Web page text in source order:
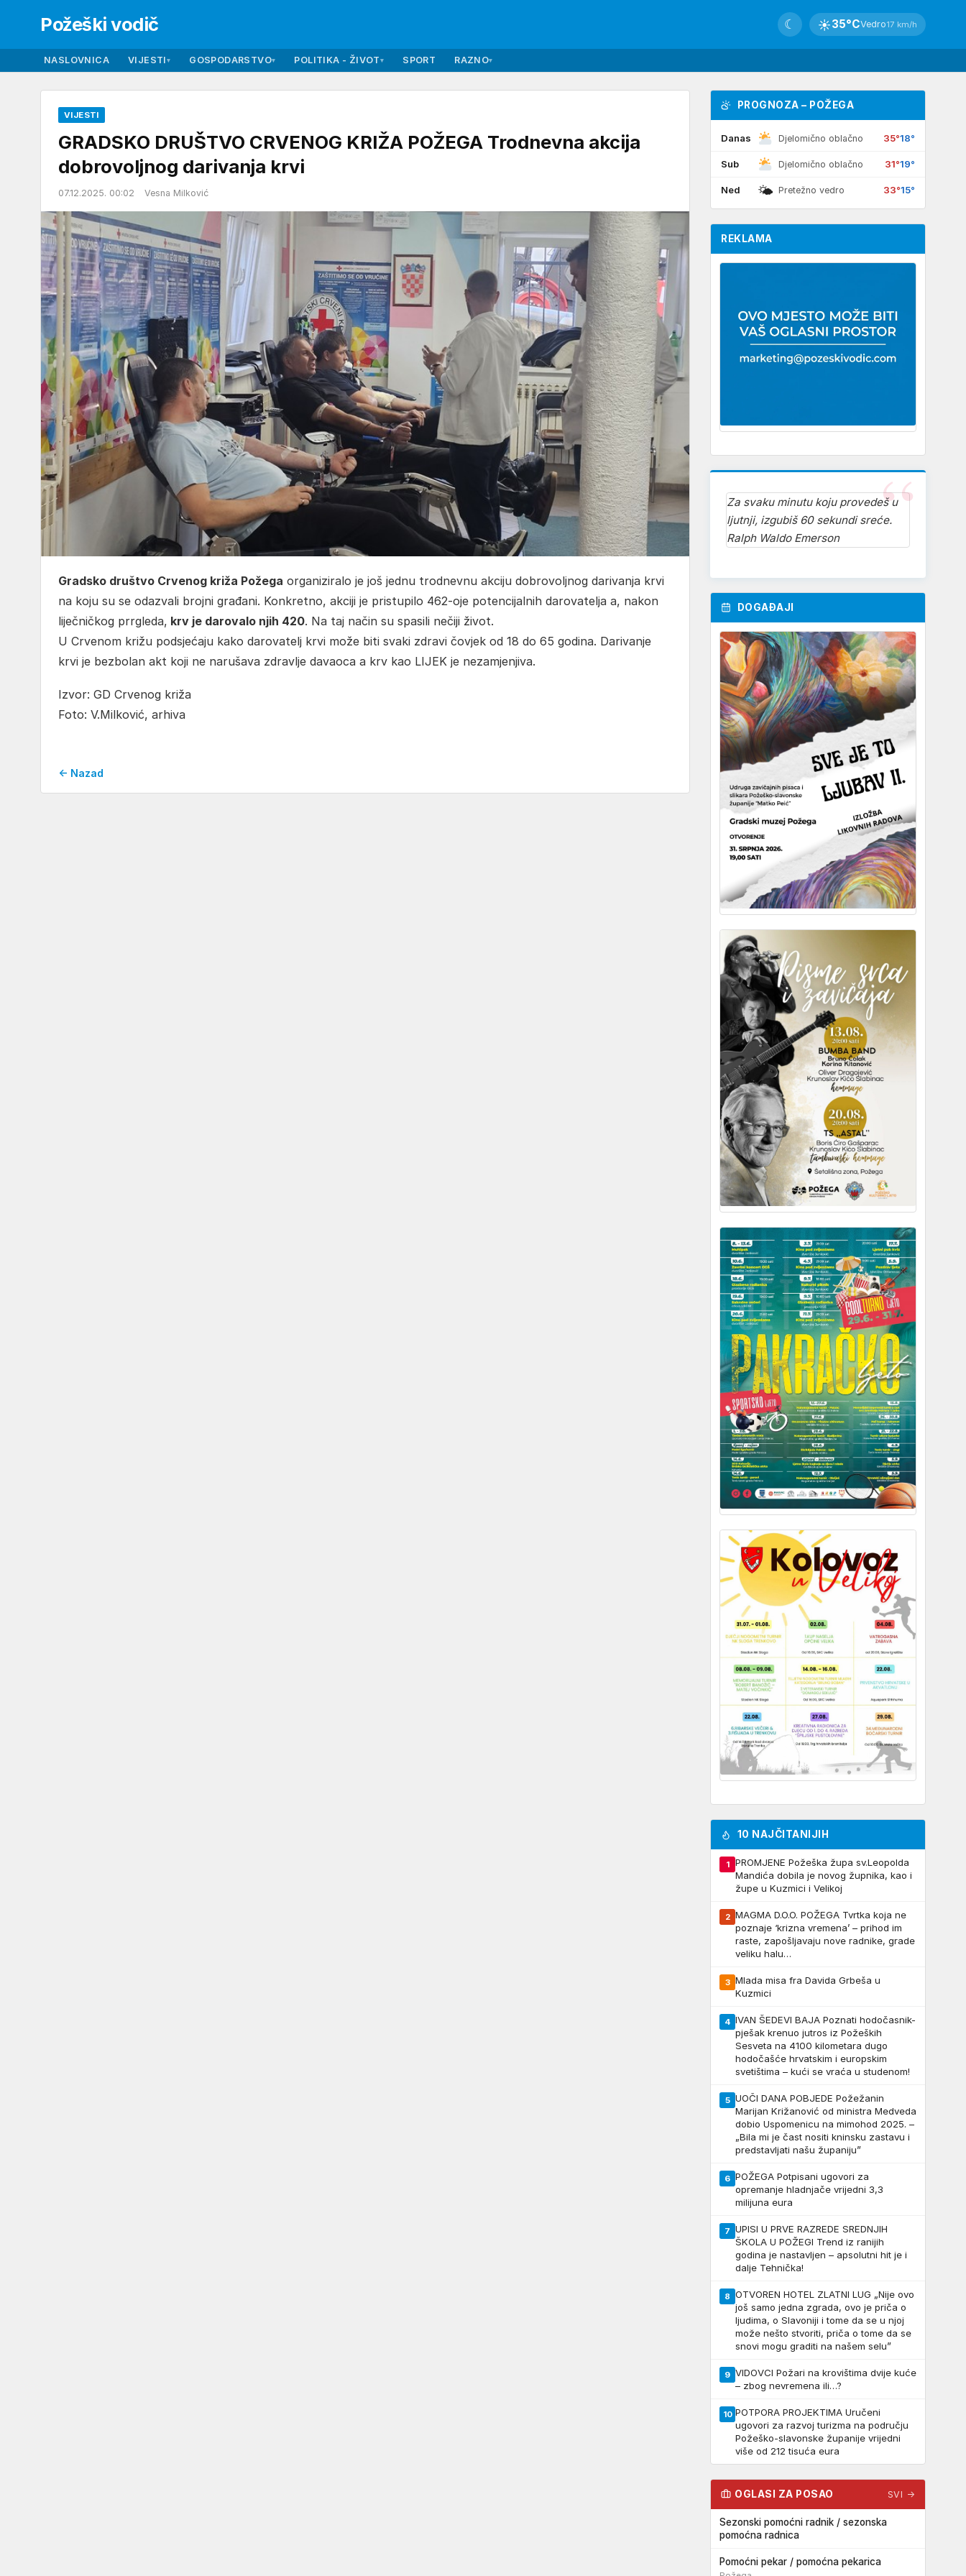
Požeški vodič ☀35°CVedro17 km/h
☾
NASLOVNICA VIJESTI▾ GOSPODARSTVO▾ POLITIKA - ŽIVOT▾ SPORT RAZNO▾
VIJESTI
GRADSKO DRUŠTVO CRVENOG KRIŽA POŽEGA Trodnevna akcija
dobrovoljnog darivanja krvi
07.12.2025. 00:02 Vesna Milković
Gradsko društvo Crvenog križa Požega organiziralo je još jednu trodnevnu akciju dobrovoljnog darivanja krvi
na koju su se odazvali brojni građani. Konkretno, akciji je pristupilo 462-oje potencijalnih darovatelja a, nakon
liječničkog prrgleda, krv je darovalo njih 420. Na taj način su spasili nečiji život.
U Crvenom križu podsjećaju kako darovatelj krvi može biti svaki zdravi čovjek od 18 do 65 godina. Darivanje
krvi je bezbolan akt koji ne narušava zdravlje davaoca a krv kao LIJEK je nezamjenjiva.
Izvor: GD Crvenog križa
Foto: V.Milković, arhiva
← Nazad
PROGNOZA – POŽEGA
Danas Djelomično oblačno 35°18°
Sub Djelomično oblačno 31°19°
Ned 🌤 Pretežno vedro 33°15°
REKLAMA
Za svaku minutu koju provedeš u
ljutnji, izgubiš 60 sekundi sreće.
Ralph Waldo Emerson
DOGAĐAJI
10 NAJČITANIJIH
1
PROMJENE Požeška župa sv.Leopolda
Mandića dobila je novog župnika, kao i
župe u Kuzmici i Velikoj
2 MAGMA D.O.O. POŽEGA Tvrtka koja ne
poznaje ‘krizna vremena’ – prihod im
raste, zapošljavaju nove radnike, grade
veliku halu…
3 Mlada misa fra Davida Grbeša u
Kuzmici
4 IVAN ŠEDEVI BAJA Poznati hodočasnik-
pješak krenuo jutros iz Požeških
Sesveta na 4100 kilometara dugo
hodočašće hrvatskim i europskim
svetištima – kući se vraća u studenom!
5 UOČI DANA POBJEDE Požežanin
Marijan Križanović od ministra Medveda
dobio Uspomenicu na mimohod 2025. –
„Bila mi je čast nositi kninsku zastavu i
predstavljati našu županiju”
6 POŽEGA Potpisani ugovori za
opremanje hladnjače vrijedni 3,3
milijuna eura
7 UPISI U PRVE RAZREDE SREDNJIH
ŠKOLA U POŽEGI Trend iz ranijih
godina je nastavljen – apsolutni hit je i
dalje Tehnička!
8 OTVOREN HOTEL ZLATNI LUG „Nije ovo
još samo jedna zgrada, ovo je priča o
ljudima, o Slavoniji i tome da se u njoj
može nešto stvoriti, priča o tome da se
snovi mogu graditi na našem selu”
9 VIDOVCI Požari na krovištima dvije kuće
– zbog nevremena ili…?
10 POTPORA PROJEKTIMA Uručeni
ugovori za razvoj turizma na području
Požeško-slavonske županije vrijedni
više od 212 tisuća eura
OGLASI ZA POSAO SVI →
Sezonski pomoćni radnik / sezonska
pomoćna radnica
Pomoćni pekar / pomoćna pekarica